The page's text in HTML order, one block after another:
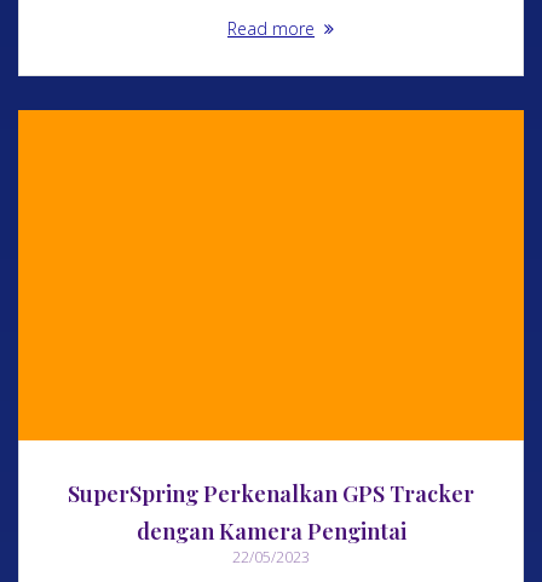
Read more
SuperSpring Perkenalkan GPS Tracker
dengan Kamera Pengintai
22/05/2023